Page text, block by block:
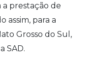
a prestação de
assim, para a
Grosso do Sul,
SAD.